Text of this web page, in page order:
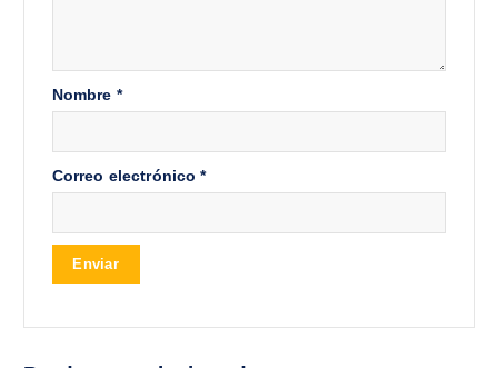
Nombre *
Correo electrónico*